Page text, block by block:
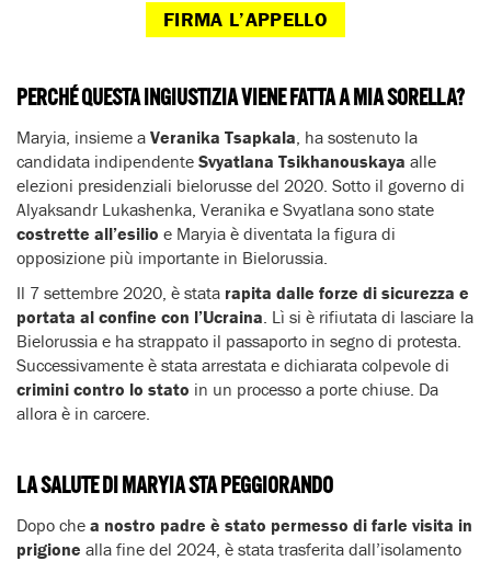
FIRMA L’APPELLO
PERCHÉ QUESTA INGIUSTIZIA VIENE FATTA A MIA SORELLA?
Maryia, insieme a Veranika Tsapkala, ha sostenuto la
candidata indipendente Svyatlana Tsikhanouskaya alle
elezioni presidenziali bielorusse del 2020. Sotto il governo di
Alyaksandr Lukashenka, Veranika e Svyatlana sono state
costrette all’esilio e Maryia è diventata la figura di
opposizione più importante in Bielorussia.
Il 7 settembre 2020, è stata rapita dalle forze di sicurezza e
portata al confine con l’Ucraina. Lì si è rifiutata di lasciare la
Bielorussia e ha strappato il passaporto in segno di protesta.
Successivamente è stata arrestata e dichiarata colpevole di
crimini contro lo stato in un processo a porte chiuse. Da
allora è in carcere.
LA SALUTE DI MARYIA STA PEGGIORANDO
Dopo che a nostro padre è stato permesso di farle visita in
prigione alla fine del 2024, è stata trasferita dall’isolamento